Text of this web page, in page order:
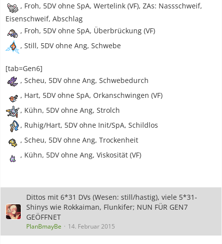
, Froh, 5DV ohne SpA, Wertelink (VF), ZAs: Nassschweif,
Eisenschweif, Abschlag
, Froh, 5DV ohne SpA, Überbrückung (VF)
, Still, 5DV ohne Ang, Schwebe
[tab=Gen6]
, Scheu, 5DV ohne Ang, Schwebedurch
, Hart, 5DV ohne SpA, Orkanschwingen (VF)
, Kühn, 5DV ohne Ang, Strolch
, Ruhig/Hart, 5DV ohne Init/SpA, Schildlos
, Scheu, 5DV ohne Ang, Trockenheit
, Kühn, 5DV ohne Ang, Viskosität (VF)
Dittos mit 6*31 DVs (Wesen: still/hastig), viele 5*31-
Shinys wie Rokkaiman, Flunkifer; NUN FÜR GEN7
GEÖFFNET
PlanBmayBe 14. Februar 2015